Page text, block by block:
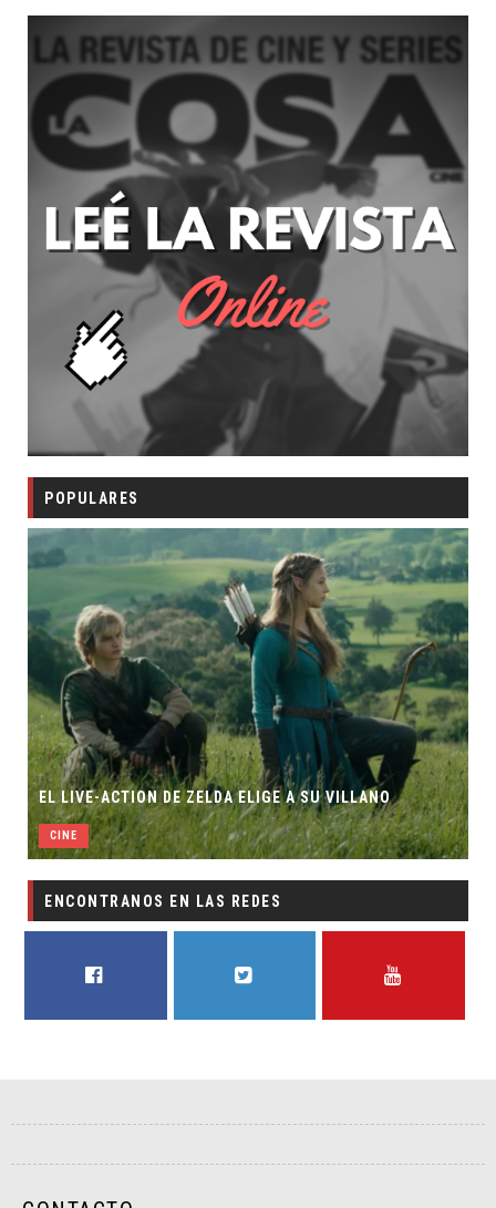
POPULARES
EL LIVE-ACTION DE ZELDA ELIGE A SU VILLANO
CINE
ENCONTRANOS EN LAS REDES